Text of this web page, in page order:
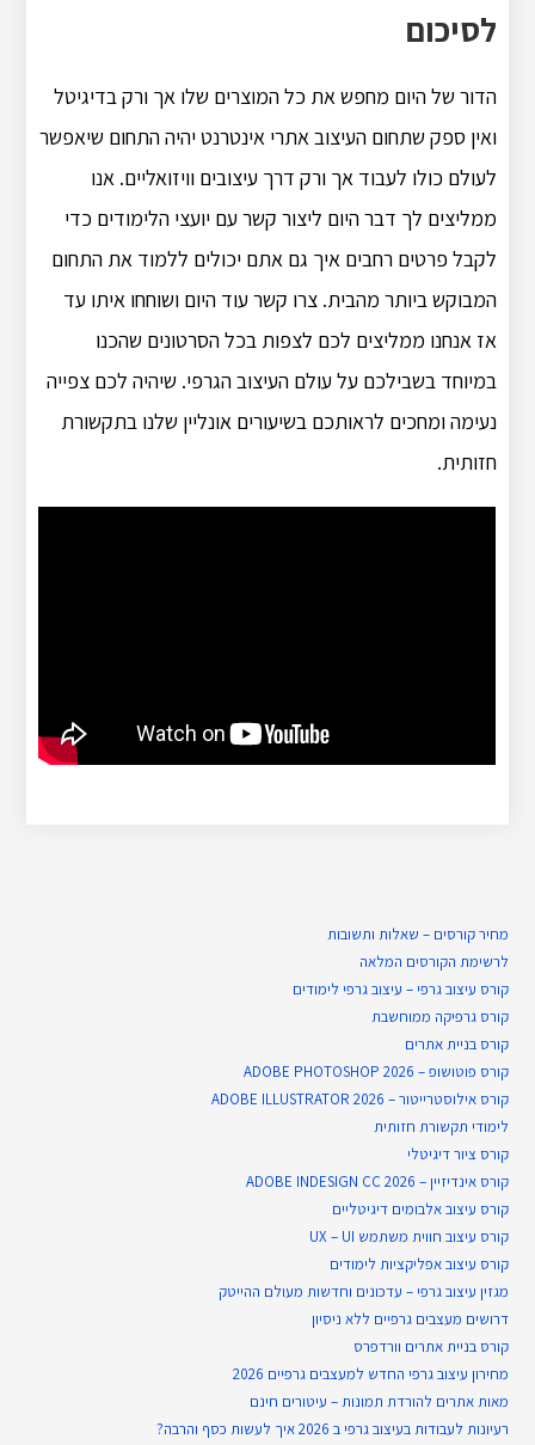
לסיכום
הדור של היום מחפש את כל המוצרים שלו אך ורק בדיגיטל
ואין ספק שתחום העיצוב אתרי אינטרנט יהיה התחום שיאפשר
לעולם כולו לעבוד אך ורק דרך עיצובים וויזואליים. אנו
ממליצים לך דבר היום ליצור קשר עם יועצי הלימודים כדי
לקבל פרטים רחבים איך גם אתם יכולים ללמוד את התחום
המבוקש ביותר מהבית. צרו קשר עוד היום ושוחחו איתו עד
אז אנחנו ממליצים לכם לצפות בכל הסרטונים שהכנו
במיוחד בשבילכם על עולם העיצוב הגרפי. שיהיה לכם צפייה
נעימה ומחכים לראותכם בשיעורים אונליין שלנו בתקשורת
חזותית.
מחיר קורסים – שאלות ותשובות
לרשימת הקורסים המלאה
קורס עיצוב גרפי – עיצוב גרפי לימודים
קורס גרפיקה ממוחשבת
קורס בניית​ אתרים
קורס פוטושופ – ADOBE PHOTOSHOP 2026
קורס אילוסטרייטור – ADOBE ILLUSTRATOR 2026
לימודי תקשורת חזותית
קורס ציור דיגיטלי
קורס אינדיזיין – ADOBE INDESIGN CC 2026
קורס עיצוב אלבומים דיגיטליים
קורס עיצוב חווית משתמש UX – UI
קורס עיצוב אפליקציות לימודים
מגזין עיצוב גרפי – עדכונים וחדשות מעולם ההייטק
דרושים מעצבים גרפיים ללא ניסיון
קורס בניית אתרים וורדפרס
מחירון עיצוב גרפי החדש למעצבים גרפיים 2026
מאות אתרים להורדת תמונות – עיטורים חינם
רעיונות לעבודות בעיצוב גרפי ב 2026 איך לעשות כסף והרבה?